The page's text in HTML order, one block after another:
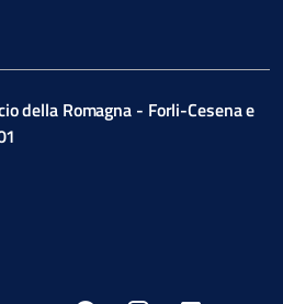
della Romagna - Forli-Cesena e